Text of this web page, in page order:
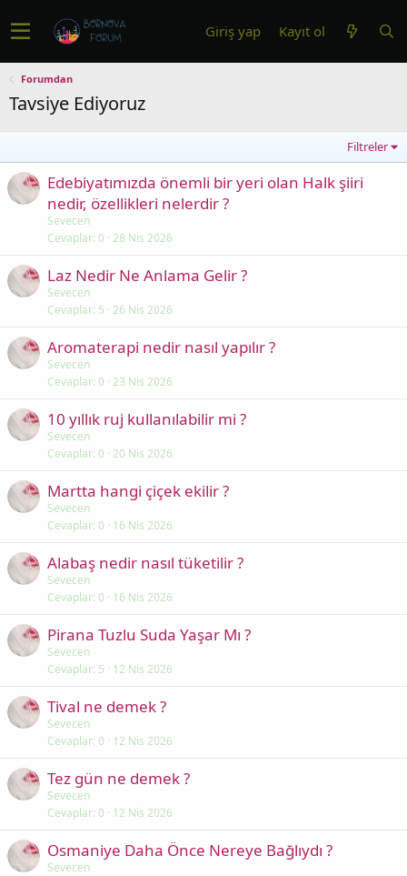
Giriş yap Kayıt ol
Forumdan
Tavsiye Ediyoruz
Filtreler
Edebiyatımızda önemli bir yeri olan Halk şiiri
nedir, özellikleri nelerdir ?
Sevecen
Cevaplar 0 28 Nis 2026
Laz Nedir Ne Anlama Gelir ?
Sevecen
Cevaplar 5 26 Nis 2026
Aromaterapi nedir nasıl yapılır ?
Sevecen
Cevaplar 0 23 Nis 2026
10 yıllık ruj kullanılabilir mi ?
Sevecen
Cevaplar 0 20 Nis 2026
Martta hangi çiçek ekilir ?
Sevecen
Cevaplar 0 16 Nis 2026
Alabaş nedir nasıl tüketilir ?
Sevecen
Cevaplar 0 16 Nis 2026
Pirana Tuzlu Suda Yaşar Mı ?
Sevecen
Cevaplar 5 12 Nis 2026
Tival ne demek ?
Sevecen
Cevaplar 0 12 Nis 2026
Tez gün ne demek ?
Sevecen
Cevaplar 0 12 Nis 2026
Osmaniye Daha Önce Nereye Bağlıydı ?
Sevecen